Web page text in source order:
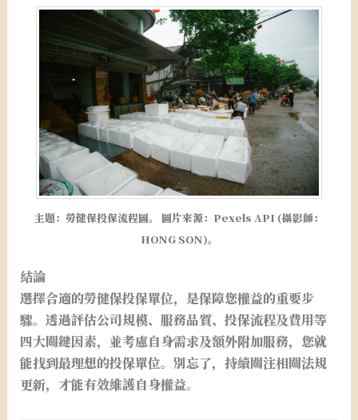
主題：勞健保投保流程圖。 圖片來源：Pexels API (攝影師：
HONG SON)。
結論
選擇合適的勞健保投保單位，是保障您權益的重要步
驟。透過評估公司規模、服務品質、投保流程及費用等
四大關鍵因素，並考慮自身需求及額外附加服務，您就
能找到最理想的投保單位。別忘了，持續關注相關法規
更新，才能有效維護自身權益。